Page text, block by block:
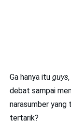
Ga hanya itu guys
debat sampai
narasumber yang
tertarik?